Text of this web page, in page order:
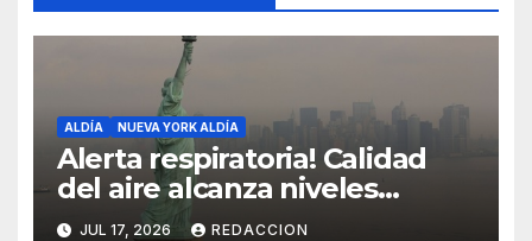
ALDÍA NUEVA YORK ALDÍA
Alerta respiratoria! Calidad
del aire alcanza niveles
peligrosos en NYC
JUL 17, 2026 REDACCION